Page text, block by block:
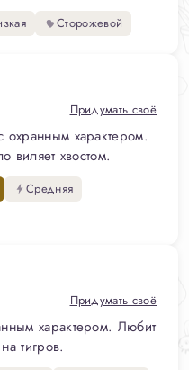
Сторожевой
Придумать своё
характером.
виляет хвостом.
Средняя
Придумать своё
характером. Любит
тигров.